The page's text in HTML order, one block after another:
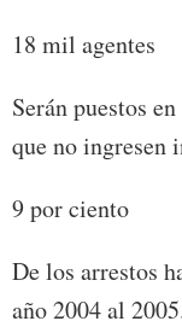
18 mil agentes
Serán puestos
que no ingresen
9 por ciento
De los arrestos
año 2004 al